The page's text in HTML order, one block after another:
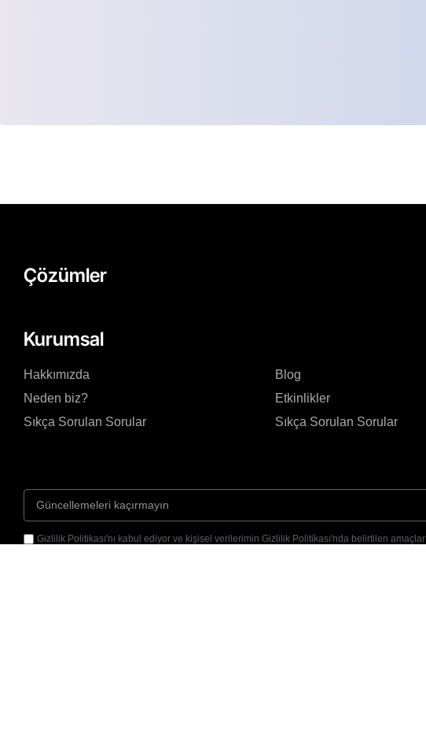
Çözümler
Kurumsal
Hakkımızda
Neden biz?
Sıkça Sorulan Sorular
Blog
Etkinlikler
Sıkça Sorulan Sorular
Gizlilik Politikası'nı kabul ediyor ve kişisel verilerimin Gizlilik Politikası'nda belirtilen amaçlar